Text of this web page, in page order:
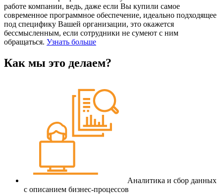
работе компании, ведь, даже если Вы купили самое
современное программное обеспечение, идеально подходящее
под специфику Вашей организации, это окажется
бессмысленным, если сотрудники не сумеют с ним
обращаться. Узнать больше
Как мы это делаем?
Аналитика и сбор данных
с описанием бизнес-процессов